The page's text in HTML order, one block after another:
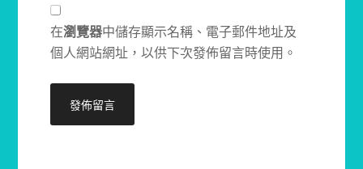
在瀏覽器中儲存顯示名稱、電子郵件地址及
個人網站網址，以供下次發佈留言時使用。